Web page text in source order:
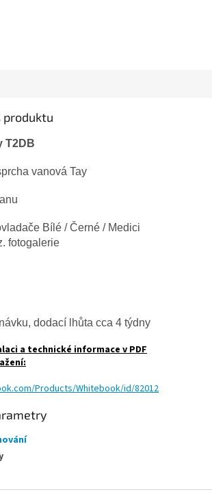
produktu
T2DB
vanová Tay
Bílé / Černé / Medici
fotogalerie
dodací lhůta cca 4 týdny
a technické informace v PDF
Products/Whitebook/id/82012